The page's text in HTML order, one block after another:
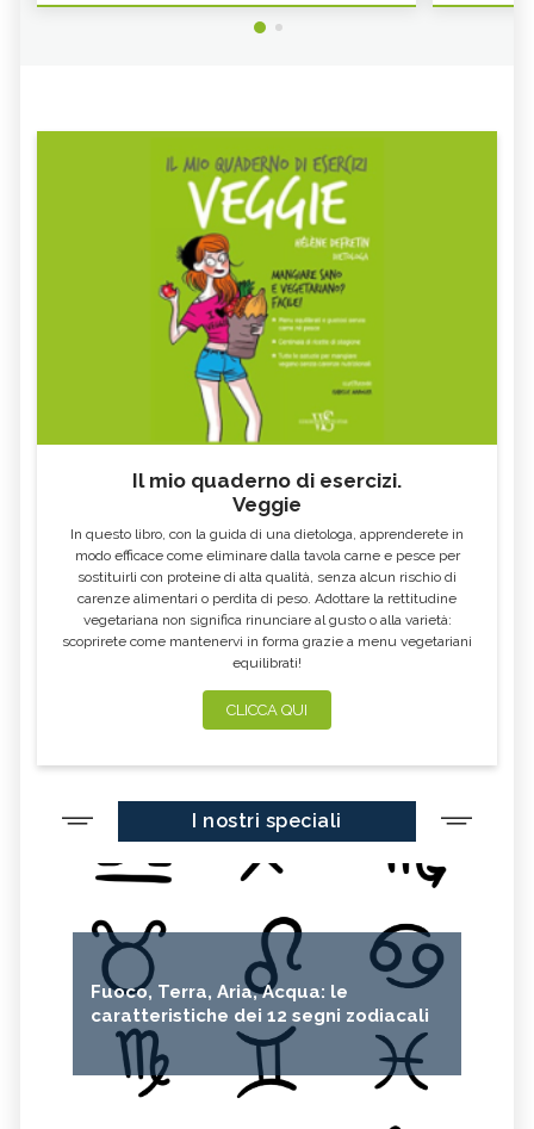
Il mio quaderno di esercizi.
Veggie
In questo libro, con la guida di una dietologa, apprenderete in
modo efficace come eliminare dalla tavola carne e pesce per
sostituirli con proteine di alta qualità, senza alcun rischio di
carenze alimentari o perdita di peso. Adottare la rettitudine
vegetariana non significa rinunciare al gusto o alla varietà:
scoprirete come mantenervi in forma grazie a menu vegetariani
equilibrati!
CLICCA QUI
I nostri speciali
Fuoco, Terra, Aria, Acqua: le
caratteristiche dei 12 segni zodiacali